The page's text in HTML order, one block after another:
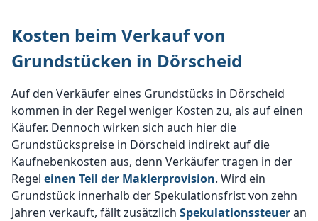
Kosten beim Verkauf von
Grundstücken in Dörscheid
Auf den Verkäufer eines Grundstücks in Dörscheid
kommen in der Regel weniger Kosten zu, als auf einen
Käufer. Dennoch wirken sich auch hier die
Grundstückspreise in Dörscheid indirekt auf die
Kaufnebenkosten aus, denn Verkäufer tragen in der
Regel einen Teil der Maklerprovision. Wird ein
Grundstück innerhalb der Spekulationsfrist von zehn
Jahren verkauft, fällt zusätzlich Spekulationssteueran